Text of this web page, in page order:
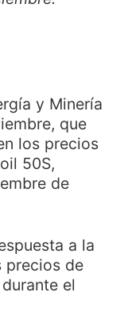
y Minería
que
los precios
50S,
de
a la
precios de
el